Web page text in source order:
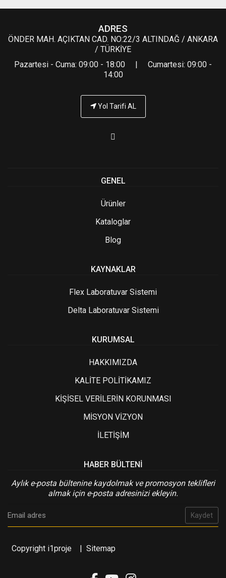
ADRES
ÖNDER MAH. AÇIKTAN CAD. NO:22/3 ALTINDAĞ / ANKARA
/ TÜRKİYE
Pazartesi - Cuma: 09:00 - 18:00 | Cumartesi: 09:00 -
14:00
Yol Tarifi AL
GENEL
Ürünler
Kataloglar
Blog
KAYNAKLAR
Flex Laboratuvar Sistemi
Delta Laboratuvar Sistemi
KURUMSAL
HAKKIMIZDA
KALİTE POLİTİKAMIZ
KİŞİSEL VERİLERİN KORUNMASI
MİSYON VİZYON
İLETİŞİM
HABER BÜLTENI
Aylık e-posta bültenine kaydolmak ve promosyon teklifleri
almak için e-posta adresinizi ekleyin.
Kaydet
Copyright i1proje | Sitemap